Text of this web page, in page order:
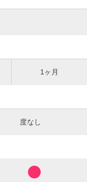
1ヶ月
度なし